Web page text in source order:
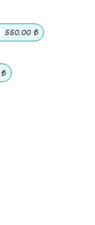
550,00 ₺
₺